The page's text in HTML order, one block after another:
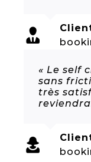
« Le self
sans
très